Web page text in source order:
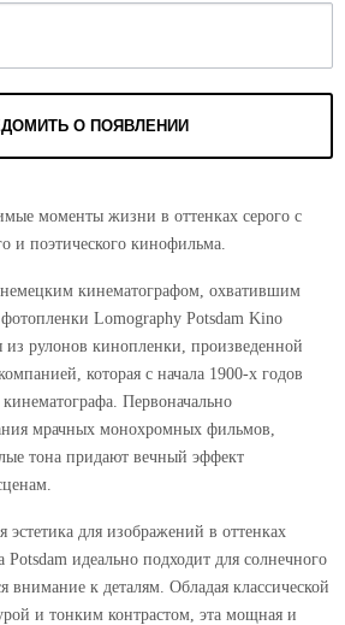
О ПОЯВЛЕНИИ
моменты жизни в оттенках серого с
поэтического кинофильма.
кинематографом, охватившим
Lomography Potsdam Kino
из рулонов кинопленки, произведенной
которая с начала 1900-х годов
Первоначально
мрачных монохромных фильмов,
тона придают вечный эффект
эстетика для изображений в оттенках
Potsdam идеально подходит для солнечного
внимание к деталям. Обладая классической
и тонким контрастом, эта мощная и